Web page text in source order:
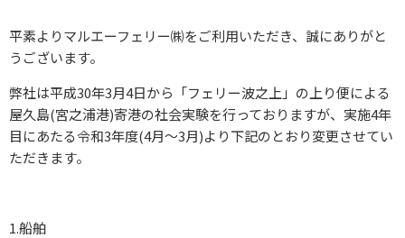
平素よりマルエーフェリー㈱をご利用いただき、誠にありがと
うございます。
弊社は平成30年3月4日から「フェリー波之上」の上り便による
屋久島(宮之浦港)寄港の社会実験を行っておりますが、実施4年
目にあたる令和3年度(4月～3月)より下記のとおり変更させてい
ただきます。
1.船舶